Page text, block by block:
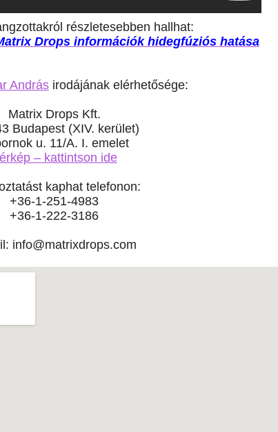
részletesebben hallhat:
Drops információk hidegfúziós hatása
Andrásirodájának elérhetősége:
Matrix Drops Kft.
Budapest (XIV. kerület)
u. 11/A. I. emelet
– kattintson ide
kaphat telefonon:
+36-1-251-4983
+36-1-222-3186
info@matrixdrops.com